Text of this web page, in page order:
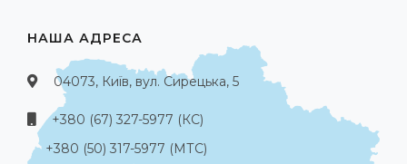
НАША АДРЕСА
04073, Київ, вул. Сирецька, 5
+380 (67) 327-5977 (КС)
+380 (50) 317-5977 (МТС)